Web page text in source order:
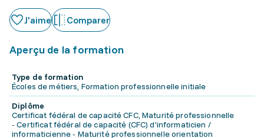
J'aime Comparer
Aperçu de la formation
Type de formation
Écoles de métiers, Formation professionnelle initiale
Diplôme
Certificat fédéral de capacité CFC, Maturité professionnelle
- Certificat fédéral de capacité (CFC) d'informaticien /
informaticienne - Maturité professionnelle orientation